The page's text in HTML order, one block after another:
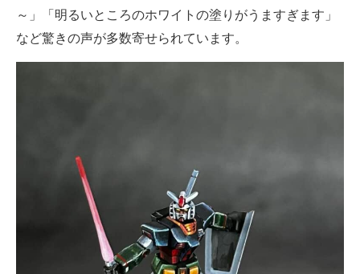
～」「明るいところのホワイトの塗りがうますぎます」
など驚きの声が多数寄せられています。